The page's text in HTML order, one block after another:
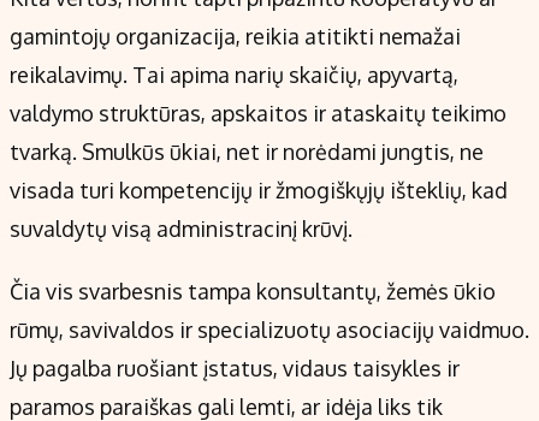
gamintojų organizacija, reikia atitikti nemažai
reikalavimų. Tai apima narių skaičių, apyvartą,
valdymo struktūras, apskaitos ir ataskaitų teikimo
tvarką. Smulkūs ūkiai, net ir norėdami jungtis, ne
visada turi kompetencijų ir žmogiškųjų išteklių, kad
suvaldytų visą administracinį krūvį.
Čia vis svarbesnis tampa konsultantų, žemės ūkio
rūmų, savivaldos ir specializuotų asociacijų vaidmuo.
Jų pagalba ruošiant įstatus, vidaus taisykles ir
paramos paraiškas gali lemti, ar idėja liks tik